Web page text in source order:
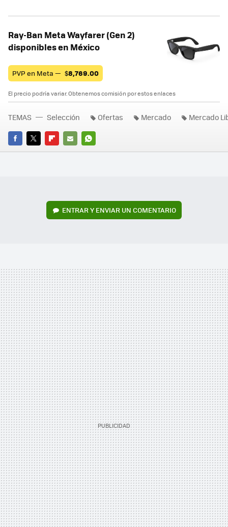
Ray-Ban Meta Wayfarer (Gen 2)
disponibles en México
PVP en Meta — $8,769.00
El precio podría variar. Obtenemos comisión por estos enlaces
FACEBOOK
TWITTERFLIPBOARD
E-
WHATSAPP
TEMAS Selección Ofertas Mercado Mercado
ENTRAR Y ENVIAR UN COMENTARIO